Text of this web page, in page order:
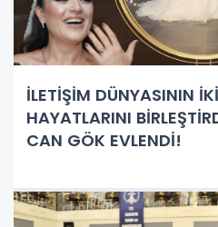
İLETİŞİM DÜNYASININ
HAYATLARINI
CAN GÖK EVLENDİ!